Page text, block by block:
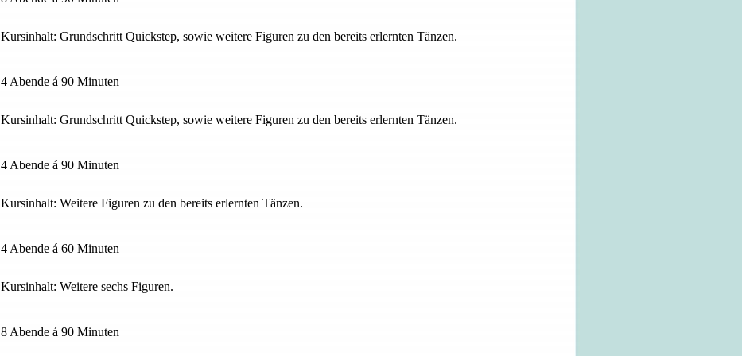
Kursinhalt: Grundschritt Quickstep, sowie weitere Figuren zu den bereits erlernten Tänzen.
4 Abende á 90 Minuten
Kursinhalt: Grundschritt Quickstep, sowie weitere Figuren zu den bereits erlernten Tänzen.
4 Abende á 90 Minuten
Kursinhalt: Weitere Figuren zu den bereits erlernten Tänzen.
4 Abende á 60 Minuten
Kursinhalt: Weitere sechs Figuren.
8 Abende á 90 Minuten